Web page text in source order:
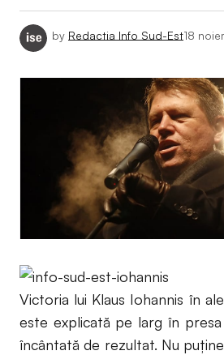
by Redactia Info Sud-Est18
Victoria lui Klaus Iohannis în
este explicată pe larg în
încântată de rezultat. Nu